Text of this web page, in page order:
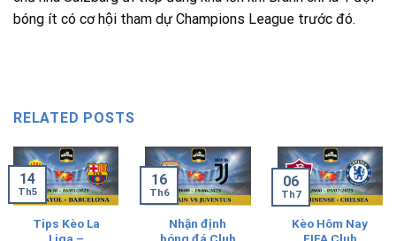
bóng ít có cơ hội tham dự Champions League trước đó.
RELATED POSTS
Tips Kèo La
Liga –
14
Th5
Nhận định
bóng đá Club
16
Th6
Kèo Hôm Nay
FIFA Club
06
Th7